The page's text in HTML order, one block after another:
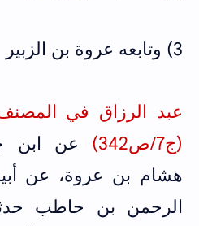
3) وتابعه عروة بن الزبير
عبد الرزاق في
(ج7/ص342)
عن ابن
هشام بن عروة، عن
الرحمن بن حاطب